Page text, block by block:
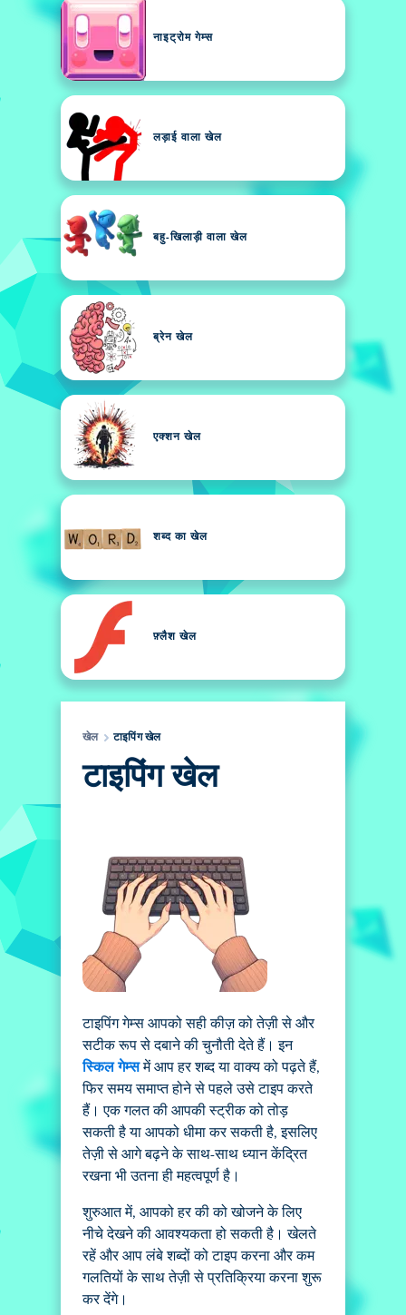
नाइट्रोम गेम्स
लड़ाई वाला खेल
बहु-खिलाड़ी वाला खेल
ब्रेन खेल
एक्शन खेल
शब्द का खेल
फ़्लैश खेल
खेल टाइपिंग खेल
टाइपिंग खेल
टाइपिंग गेम्स आपको सही कीज़ को तेज़ी से और
सटीक रूप से दबाने की चुनौती देते हैं। इन
स्किल गेम्समें आप हर शब्द या वाक्य को पढ़ते हैं,
फिर समय समाप्त होने से पहले उसे टाइप करते
हैं। एक गलत की आपकी स्ट्रीक को तोड़
सकती है या आपको धीमा कर सकती है, इसलिए
तेज़ी से आगे बढ़ने के साथ-साथ ध्यान केंद्रित
रखना भी उतना ही महत्वपूर्ण है।
शुरुआत में, आपको हर की को खोजने के लिए
नीचे देखने की आवश्यकता हो सकती है। खेलते
रहें और आप लंबे शब्दों को टाइप करना और कम
गलतियों के साथ तेज़ी से प्रतिक्रिया करना शुरू
कर देंगे।